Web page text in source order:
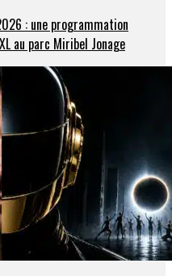
: une programmation
au parc Miribel Jonage